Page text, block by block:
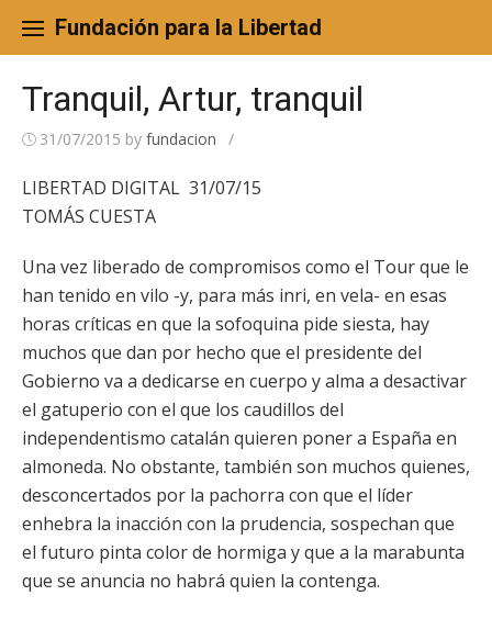
content
Fundación para la Libertad
Tranquil, Artur, tranquil
31/07/2015 by fundacion /
LIBERTAD DIGITAL 31/07/15
TOMÁS CUESTA
Una vez liberado de compromisos como el Tour que le
han tenido en vilo -y, para más inri, en vela- en esas
horas críticas en que la sofoquina pide siesta, hay
muchos que dan por hecho que el presidente del
Gobierno va a dedicarse en cuerpo y alma a desactivar
el gatuperio con el que los caudillos del
independentismo catalán quieren poner a España en
almoneda. No obstante, también son muchos quienes,
desconcertados por la pachorra con que el líder
enhebra la inacción con la prudencia, sospechan que
el futuro pinta color de hormiga y que a la marabunta
que se anuncia no habrá quien la contenga.